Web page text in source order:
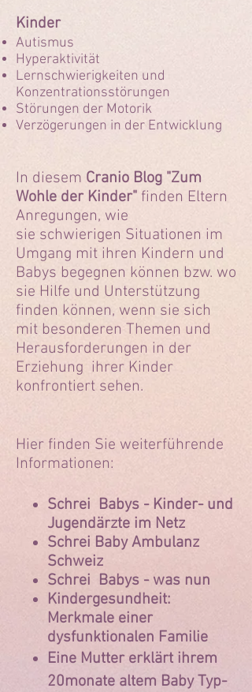
Kinder
Autismus
Hyperaktivität
Lernschwierigkeiten und
Konzentrationsstörungen
Störungen der Motorik
Verzögerungen in der Entwicklung
In diesem Cranio Blog "Zum
Wohle der Kinder" finden Eltern
Anregungen, wie
sie schwierigen Situationen im
Umgang mit ihren Kindern und
Babys begegnen können bzw. wo
sie Hilfe und Unterstützung
finden können, wenn sie sich
mit besonderen Themen und
Herausforderungen in der
Erziehung ihrer Kinder
konfrontiert sehen.
Hier finden Sie weiterführende
Informationen:
Schrei Babys - Kinder- und
Jugendärzte im Netz
Schrei Baby Ambulanz
Schweiz
Schrei Babys - was nun
​Kindergesundheit:
Merkmale einer
dysfunktionalen Familie
Eine Mutter erklärt ihrem
20monate altem Baby Typ-